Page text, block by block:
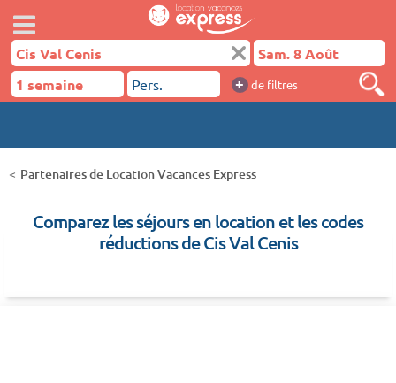
+ de filtres
Partenaires de Location Vacances Express
Comparez les séjours en location et les codes
réductions de Cis Val Cenis